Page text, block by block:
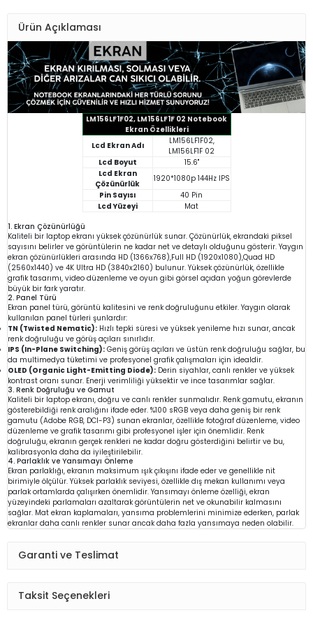
Ürün Açıklaması
LM156LF1F02, LM156LF1F 02 Notebook
Ekran Özellikleri
Lcd Ekran Adı
LM156LF1F02,
LM156LF1F 02
Lcd Boyut
15.6"
Lcd Ekran
Çözünürlük
1920*1080p 144Hz IPS
Pin Sayısı
40 Pin
Lcd Yüzeyi
Mat
1. Ekran Çözünürlüğü
Kaliteli bir laptop ekranı yüksek çözünürlük sunar. Çözünürlük, ekrandaki piksel
sayısını belirler ve görüntülerin ne kadar net ve detaylı olduğunu gösterir. Yaygın
ekran çözünürlükleri arasında HD (1366x768),Full HD (1920x1080),Quad HD
(2560x1440) ve 4K Ultra HD (3840x2160) bulunur. Yüksek çözünürlük, özellikle
grafik tasarımı, video düzenleme ve oyun gibi görsel açıdan yoğun görevlerde
büyük bir fark yaratır.
2. Panel Türü
Ekran panel türü, görüntü kalitesini ve renk doğruluğunu etkiler. Yaygın olarak
kullanılan panel türleri şunlardır:
TN (Twisted Nematic): Hızlı tepki süresi ve yüksek yenileme hızı sunar, ancak
renk doğruluğu ve görüş açıları sınırlıdır.
IPS (In-Plane Switching): Geniş görüş açıları ve üstün renk doğruluğu sağlar, bu
da multimedya tüketimi ve profesyonel grafik çalışmaları için idealdir.
OLED (Organic Light-Emitting Diode): Derin siyahlar, canlı renkler ve yüksek
kontrast oranı sunar. Enerji verimliliği yüksektir ve ince tasarımlar sağlar.
3. Renk Doğruluğu ve Gamut
Kaliteli bir laptop ekranı, doğru ve canlı renkler sunmalıdır. Renk gamutu, ekranın
gösterebildiği renk aralığını ifade eder. %100 sRGB veya daha geniş bir renk
gamutu (Adobe RGB, DCI-P3) sunan ekranlar, özellikle fotoğraf düzenleme, video
düzenleme ve grafik tasarımı gibi profesyonel işler için önemlidir. Renk
doğruluğu, ekranın gerçek renkleri ne kadar doğru gösterdiğini belirtir ve bu,
kalibrasyonla daha da iyileştirilebilir.
4. Parlaklık ve Yansımayı Önleme
Ekran parlaklığı, ekranın maksimum ışık çıkışını ifade eder ve genellikle nit
birimiyle ölçülür. Yüksek parlaklık seviyesi, özellikle dış mekan kullanımı veya
parlak ortamlarda çalışırken önemlidir. Yansımayı önleme özelliği, ekran
yüzeyindeki parlamaları azaltarak görüntülerin net ve okunabilir kalmasını
sağlar. Mat ekran kaplamaları, yansıma problemlerini minimize ederken, parlak
ekranlar daha canlı renkler sunar ancak daha fazla yansımaya neden olabilir.
Garanti ve Teslimat
Taksit Seçenekleri